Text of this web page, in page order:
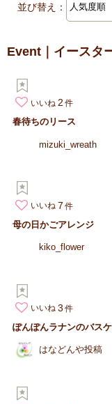
並び替え：
Event｜イースタ
いいね 2
春待ちのリース
mizuki_wreath
いいね 7
母の日かごアレンジ
kiko_flower
いいね 3
はなどんや投稿